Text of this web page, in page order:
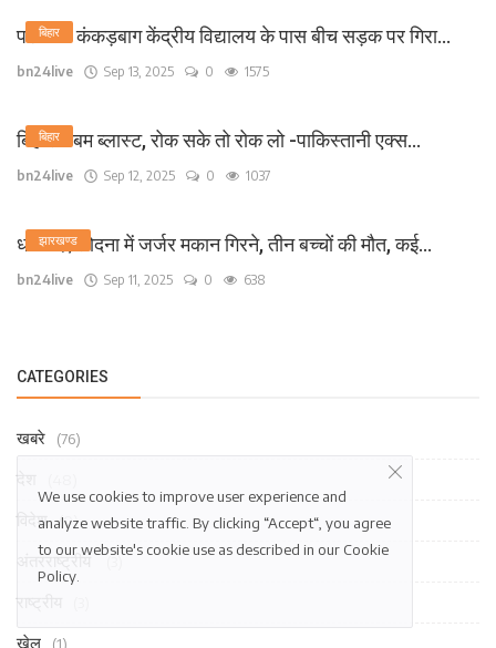
बिहार
पटना के कंकड़बाग केंद्रीय विद्यालय के पास बीच सड़क पर गिरा...
bn24live Sep 13, 2025 0 1575
बिहार
बिहार में बम ब्लास्ट, रोक सके तो रोक लो -पाकिस्तानी एक्स...
bn24live Sep 12, 2025 0 1037
झारखण्ड
धनबाद /लोदना में जर्जर मकान गिरने, तीन बच्चों की मौत, कई...
bn24live Sep 11, 2025 0 638
CATEGORIES
खबरे (76)
विदेश (0)
अंतरराष्ट्रीय
खेल (1)
We use cookies to improve user experience and
analyze website traffic. By clicking “Accept“, you agree
to our website's cookie use as described in our Cookie
Policy